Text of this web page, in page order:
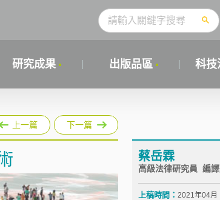
研究成果 出版品區 科技
上一篇 下一篇
蔡岳霖
高級法律研究員 編
上稿時間： 2021年04月